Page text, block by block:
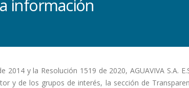
información
y la Resolución 1519 de 2020, AGUAVIVA S.A.
y de los grupos de interés, la sección de